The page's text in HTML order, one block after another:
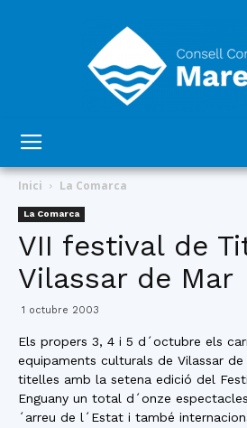
Inici La Comarca
La Comarca
VII festival de
Vilassar de Mar
1 octubre 2003
Els propers 3, 4 i 5 d´octubre els
equipaments culturals de Vilassar
titelles amb la setena edició del
Enguany un total d´onze
´arreu de l´Estat i també